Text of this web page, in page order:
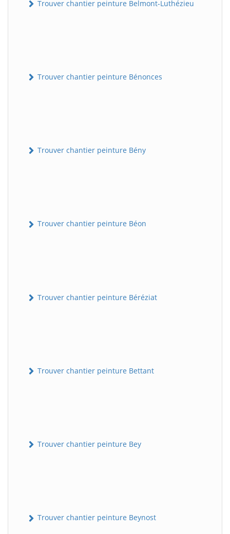
Trouver chantier peinture Belmont-Luthézieu
Trouver chantier peinture Bénonces
Trouver chantier peinture Bény
Trouver chantier peinture Béon
Trouver chantier peinture Béréziat
Trouver chantier peinture Bettant
Trouver chantier peinture Bey
Trouver chantier peinture Beynost